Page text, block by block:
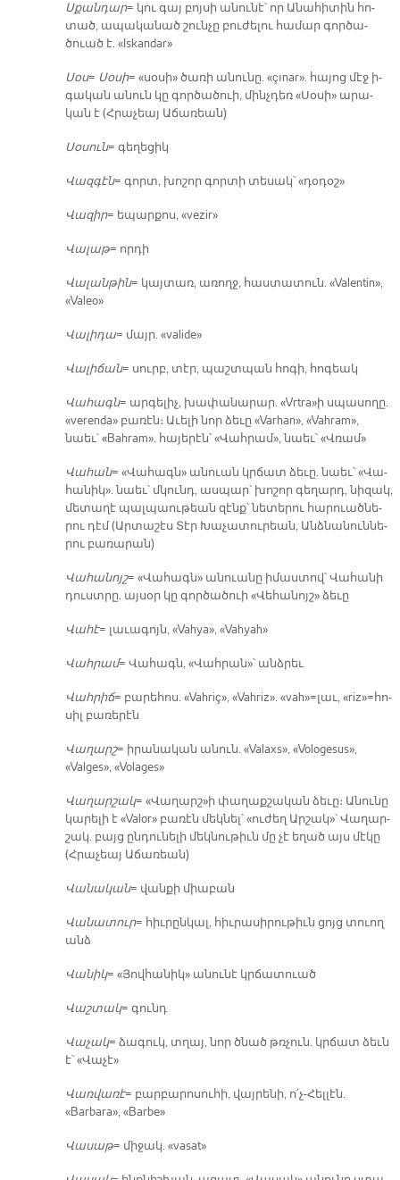
Սքան­դար= կու գայ բոյ­սի ա­նու­նէ՝ որ Ա­նա­հի­տին հո­
տած, ա­պա­կա­նած շուն­չը բու­ժե­լու հա­մար գոր­ծա­
ծուած է. «Iskandar»
Սօս= Սօ­սի= «սօ­սի» ծա­ռի ա­նու­նը. «çınar». հա­յոց մէջ ի­
գա­կան ա­նուն կը գոր­ծա­ծուի, մինչ­դեռ «Սօ­սի» ա­րա­
կան է (Հրա­չեայ Ա­ճա­ռեան)
Սօ­սուն= գե­ղե­ցիկ
Վազ­գէն= գորտ, խո­շոր գոր­տի տե­սակ՝ «դօ­դօշ»
Վա­զիր= ե­պար­քոս, «vezir»
Վա­լաթ= որ­դի
Վա­լան­թին= կայ­տառ, ա­ռողջ, հաս­տա­տուն. «Valentin»,
«Valeo»
Վա­լի­դա= մայր. «valide»
Վա­լի­ճան= սուրբ, տէր, պաշտ­պան հո­գի, հո­գեակ
Վա­հագն= ար­գե­լիչ, խա­փա­նա­րար. «Vrtra»ի սպա­սո­ղը.
«verenda» բա­ռէն։ Ա­ւե­լի նոր ձե­ւը «Varhan», «Vahram»,
նաեւ՝ «Bahram». հա­յե­րէն՝ «Վահ­րամ», նաեւ՝ «Վռամ»
Վա­հան= «Վա­հագն» ա­նուան կրճատ ձե­ւը. նաեւ՝ «Վա­
հա­նիկ». նաեւ՝ մկունդ, աս­պար՝ խո­շոր գե­ղարդ, նի­զակ,
մե­տա­ղէ պալ­պաու­թեան զէնք՝ նե­տե­րու հա­րուած­նե­
րու դէմ (Ար­տա­շէս Տէր Խա­չա­տու­րեան, Անձ­նա­նուն­նե­
րու բա­ռա­րան)
Վա­հա­նոյշ= «Վա­հագն» ա­նուա­նը ի­մաս­տով՝ Վա­հա­նի
դուստ­րը. այ­սօր կը գոր­ծա­ծուի «Վե­հա­նոյշ» ձե­ւը
Վա­հէ= լա­ւա­գոյն, «Vahya», «Vahyah»
Վահ­րամ= Վա­հագն, «Վահ­րան»՝ անձ­րեւ
Վահ­րիճ= բա­րե­հոս. «Vahriç», «Vahriz». «vah»=լաւ, «riz»=հո­
սիլ բա­ռե­րէն
Վա­ղարշ= ի­րա­նա­կան ա­նուն. «Valaxs», «Vologesus»,
«Valges», «Volages»
Վա­ղար­շակ= «Վա­ղարշ»ի փա­ղաք­շա­կան ձե­ւը։ Ա­նու­նը
կա­րե­լի է «Valor» բա­ռէն մեկ­նել՝ «ու­ժեղ Ար­շակ»՝ Վա­ղար­
շակ. բայց ըն­դու­նե­լի մեկ­նու­թիւն մը չէ ե­ղած այս մէ­կը
(Հրա­չեայ Ա­ճա­ռեան)
Վա­նա­կան= վան­քի միա­բան
Վա­նա­տուր= հիւ­րըն­կալ, հիւ­րա­սի­րու­թիւն ցոյց տուող
անձ
Վա­նիկ= «Յով­հա­նիկ» ա­նու­նէ կրճա­տուած
Վաշ­տակ= գունդ
Վա­չակ= ձա­գուկ, տղայ, նոր ծնած թռչուն. կրճատ ձեւն
է՝ «Վա­չէ»
Վառ­վա­ռէ= բար­բա­րո­սու­հի, վայ­րե­նի, ո՛չ-Հել­լէն.
«Barbara», «Barbe»
Վա­սաթ= մի­ջակ. «vasat»